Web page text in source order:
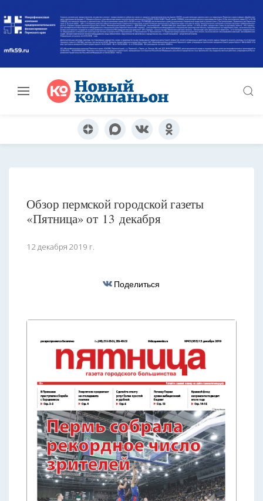
Обзор пермской городской газеты
«Пятница» от 13 декабря
12 декабря 2019 г.
Поделиться